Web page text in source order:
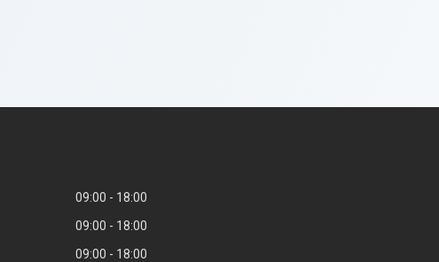
09:00
18:00
09:00
18:00
09:00
18:00